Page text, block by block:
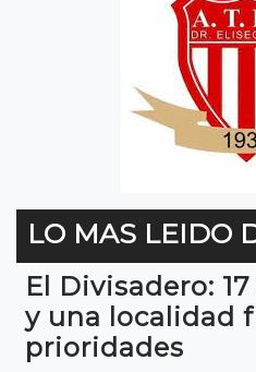
LO MAS LEIDO
El Divisadero:
y una localidad
prioridades